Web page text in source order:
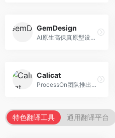
GemDesign
AI原生高保真原型设计工具，专注于智能设计生成。面向设计师，提供界面生成、设计优化、原型制作等服务，设计自动化程度高。
Calicat
ProcessOn团队推出的产设研协作平台，整合设计与协作功能。面向产品团队，提供设计协作、文档管理、团队沟通等服务，产研协作便捷。
特色翻译工具 通用翻译平台